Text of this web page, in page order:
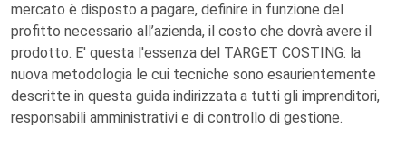
mercato è disposto a pagare, definire in funzione del
profitto necessario all’azienda, il costo che dovrà avere il
prodotto. E' questa l'essenza del TARGET COSTING: la
nuova metodologia le cui tecniche sono esaurientemente
descritte in questa guida indirizzata a tutti gli imprenditori,
responsabili amministrativi e di controllo di gestione.